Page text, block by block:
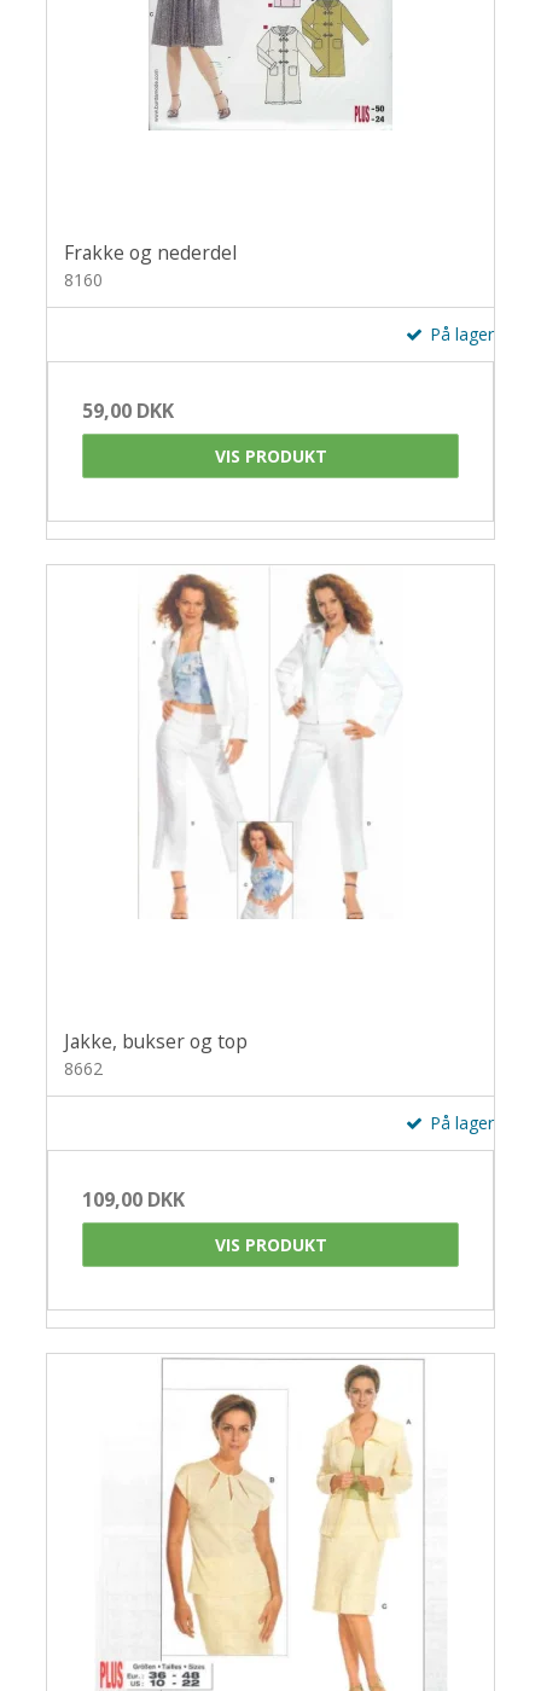
Frakke og nederdel
8160
På lager
59,00 DKK
VIS PRODUKT
Jakke, bukser og top
8662
På lager
109,00 DKK
VIS PRODUKT